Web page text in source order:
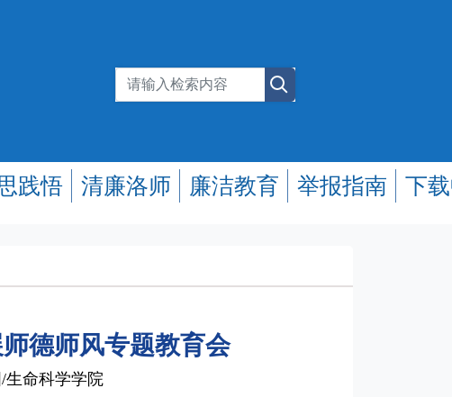
践悟 清廉洛师 廉洁教育 举报指南 下
德师风专题教育会
生命科学学院